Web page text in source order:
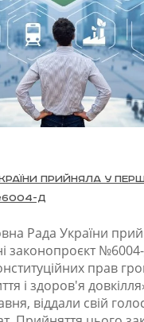
прийняла у
д
Рада України
законопроєкт
прав
і здоров'я
віддали свій